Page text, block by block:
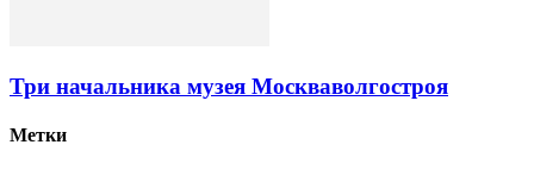
Три начальника музея Москваволгостроя
Метки